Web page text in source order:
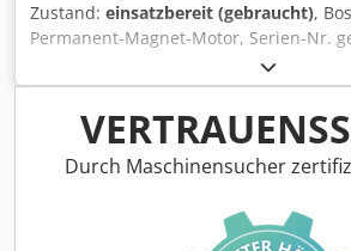
Zustand: einsatzbereit (gebraucht),
Permanent-Magnet-Motor, Serien-Nr.
fachgerecht komplett überholt und
Monaten Gewährleistung, 100%
Lieferumfang gem. Fotos,Für diesen
vereinbarten Verkaufsrabatte. Preis
Crodpsi D Hfpofx Apdef
Durch Maschinensucher